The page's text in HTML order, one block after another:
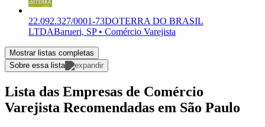
22.092.327/0001-73DOTERRA DO BRASIL
LTDABarueri, SP • Comércio Varejista
Mostrar listas completas
Sobre essa lista
Lista das Empresas de Comércio
Varejista Recomendadas em São Paulo